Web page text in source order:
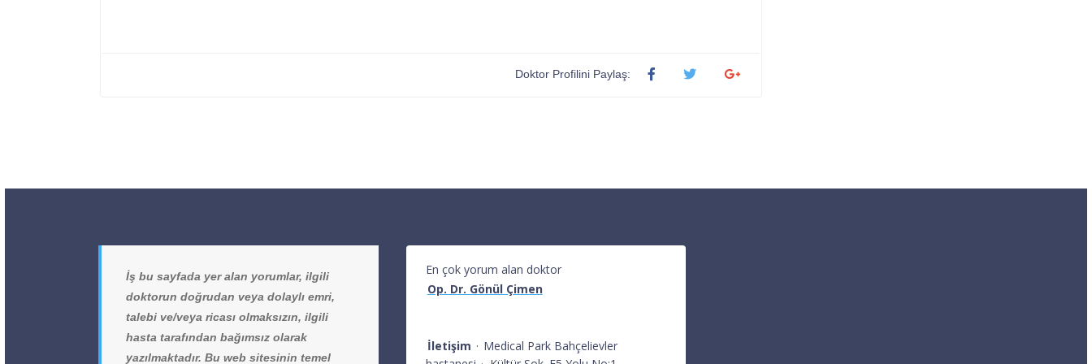
Doktor Profilini Paylaş:
İş bu sayfada yer alan yorumlar, ilgili
doktorun doğrudan veya dolaylı emri,
talebi ve/veya ricası olmaksızın, ilgili
hasta tarafından bağımsız olarak
yazılmaktadır. Bu web sitesinin temel
En çok yorum alan doktor
Op. Dr. Gönül Çimen
İletişim · Medical Park Bahçelievler